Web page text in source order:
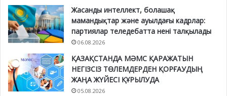
Жасанды интеллект, болашақ
мамандықтар және ауылдағы кадрлар:
партиялар теледебатта нені талқылады
06.08.2026
ҚАЗАҚСТАНДА МӘМС ҚАРАЖАТЫН
НЕГІЗСІЗ ТӨЛЕМДЕРДЕН ҚОРҒАУДЫҢ
ЖАҢА ЖҮЙЕСІ ҚҰРЫЛУДА
05.08.2026